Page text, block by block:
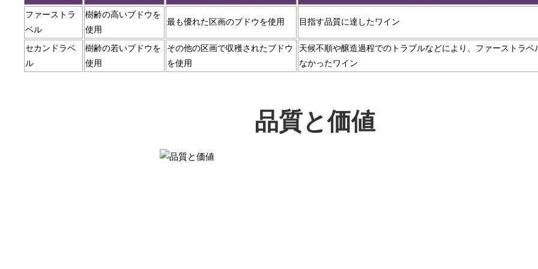
ファーストラ
ベル
樹齢の高いブドウを
使用
最も優れた区画のブドウを使用 目指す品質に達したワイン
セカンドラベ
ル
樹齢の若いブドウを
使用
その他の区画で収穫されたブドウ
を使用
天候不順や醸造過程でのトラブルなどにより、ファーストラベ
なかったワイン
品質と価値